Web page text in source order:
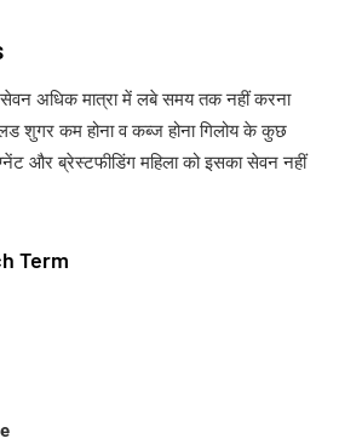
अधिक मात्रा में लबे समय तक नहीं करना
शुगर कम होना व कब्ज होना गिलोय के कुछ
और ब्रेस्टफीडिंग महिला को इसका सेवन नहीं
Term